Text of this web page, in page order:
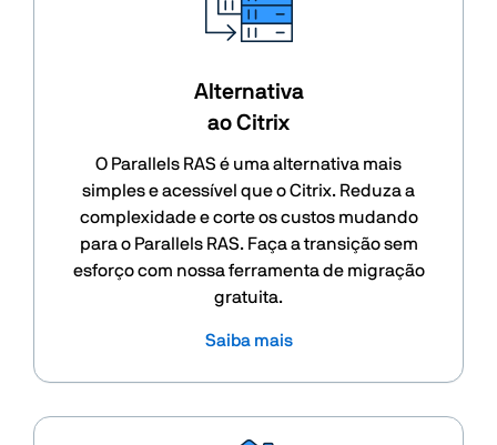
Alternativa
ao Citrix
O Parallels RAS é uma alternativa mais
simples e acessível que o Citrix. Reduza a
complexidade e corte os custos mudando
para o Parallels RAS. Faça a transição sem
esforço com nossa ferramenta de migração
gratuita.
Saiba mais